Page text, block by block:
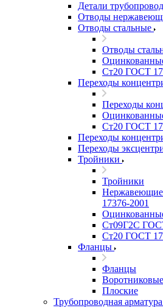
Детали
Отводы
Отводы стальные
Отводы
Ст20 ГОСТ
Переходы
Переходы
Ст20 ГОСТ
Переходы
Переходы
Тройники
Тройники
17376-2001
Ст09Г2С
Ст20 ГОСТ
Фланцы
Фланцы
Воротниковые
Плоские
Трубопроводная арматура